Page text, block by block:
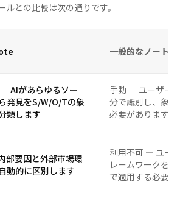
ルとの比較は次の通りです。
一般的なノートア
AIがあらゆるソー
発見をS/W/O/Tの象
類します
手動 — ユーザー
分で識別し、象
必要があります
部要因と外部市場環
動的に区別します
利用不可 — ユー
レームワークを
で適用する必要